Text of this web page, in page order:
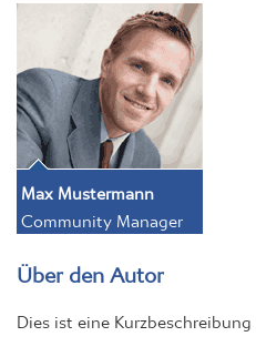
Max Mustermann
Community Manager
Über den Autor
Dies ist eine Kurzbeschreibung